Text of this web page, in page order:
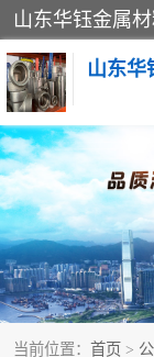
山东华
当前位置： 首页 >
不锈钢管
管件标准件
不锈钢人孔
不锈钢角钢